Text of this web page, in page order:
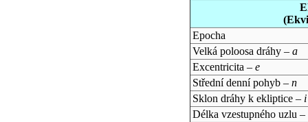
Epocha
Velká poloosa dráhy – a
Excentricita – e
Střední denní pohyb – n
Sklon dráhy k ekliptice – i
Délka vzestupného uzlu –